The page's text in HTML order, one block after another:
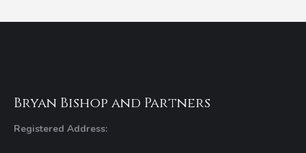
Bryan Bishop and Partners
Registered Address: